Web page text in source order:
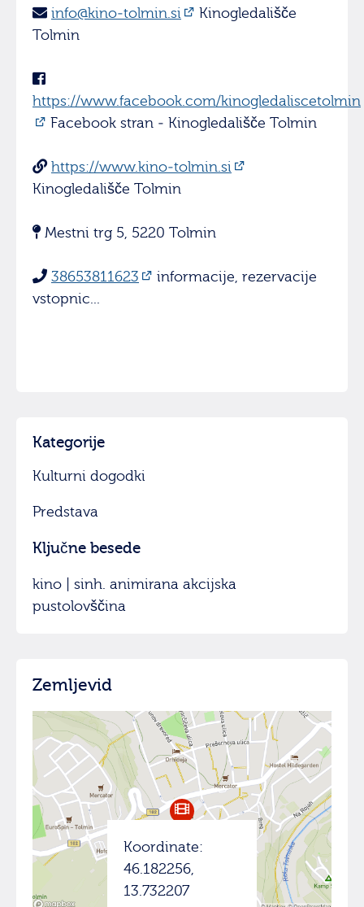
info@kino-tolmin.si
Kinogledališče
Tolmin
https://www.facebook.com/kinogledaliscetolmin
Facebook stran - Kinogledališče Tolmin
https://www.kino-tolmin.si
Kinogledališče Tolmin
Mestni trg 5, 5220 Tolmin
38653811623
informacije, rezervacije
vstopnic...
Kategorije
Kulturni dogodki
Predstava
Ključne besede
kino | sinh. animirana akcijska
pustolovščina
Zemljevid
Koordinate:
46.182256,
13.732207